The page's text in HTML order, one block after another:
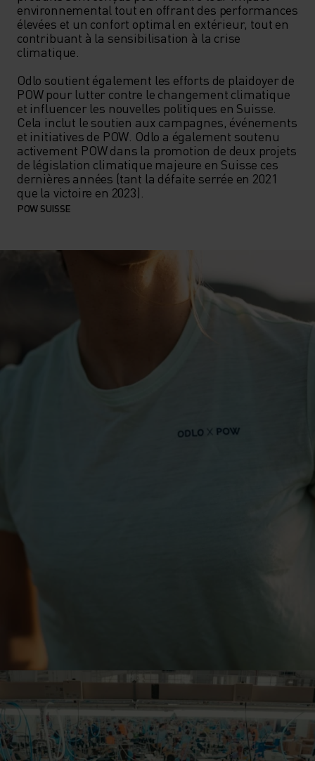
environnemental tout en offrant des performances
élevées et un confort optimal en extérieur, tout en
contribuant à la sensibilisation à la crise
climatique.
Odlo soutient également les efforts de plaidoyer de
POW pour lutter contre le changement climatique
et influencer les nouvelles politiques en Suisse.
Cela inclut le soutien aux campagnes, événements
et initiatives de POW. Odlo a également soutenu
activement POW dans la promotion de deux projets
de législation climatique majeure en Suisse ces
dernières années (tant la défaite serrée en 2021
POW SUISSE